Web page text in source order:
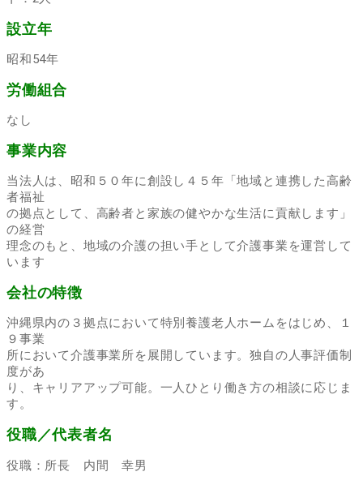
設立年
昭和54年
労働組合
なし
事業内容
当法人は、昭和５０年に創設し４５年「地域と連携した高齢
者福祉
の拠点として、高齢者と家族の健やかな生活に貢献します」
の経営
理念のもと、地域の介護の担い手として介護事業を運営して
います
会社の特徴
沖縄県内の３拠点において特別養護老人ホームをはじめ、１
９事業
所において介護事業所を展開しています。独自の人事評価制
度があ
り、キャリアアップ可能。一人ひとり働き方の相談に応じま
す。
役職／代表者名
役職：所長 内間 幸男